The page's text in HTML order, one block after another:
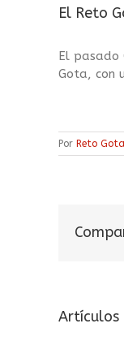
El Reto
El pasado
Gota, con
Por Reto
Artículos